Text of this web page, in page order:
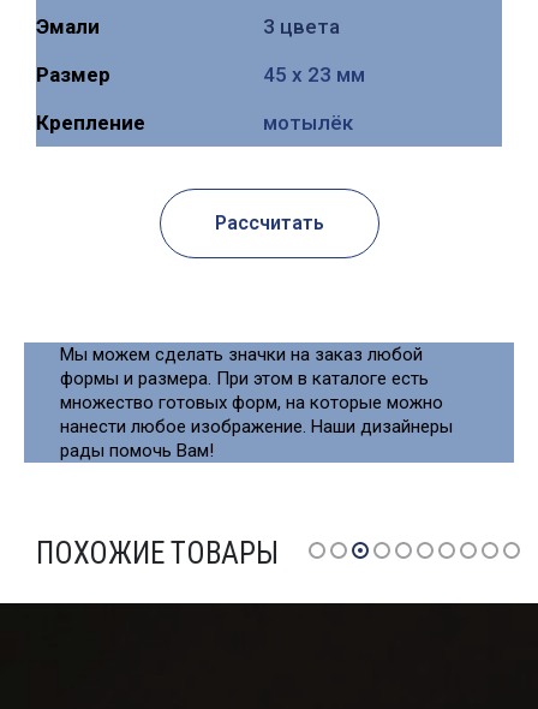
Эмали
3 цвета
Размер
45 х 23 мм
Крепление
мотылёк
Рассчитать
Мы можем сделать значки на заказ любой
формы и размера. При этом в каталоге есть
множество готовых форм, на которые можно
нанести любое изображение. Наши дизайнеры
рады помочь Вам!
ПОХОЖИЕ ТОВАРЫ